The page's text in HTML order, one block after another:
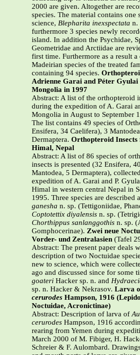
2000 are given. Altogether are
species. The material contains one
science, Blepharita inexspectata n.
furthermore 3 species newly
island. In addition the Psychidae,
Geometridae and Arctiidae are
first time. Furthermore as a result
Madeirian species of the treated
containing 94 species.
Adrienne Garai and Péter Gyulai
Mongolia in 1997
Abstract: A list of the orthopteroid
during the expedition of A. Garai
Mongolia in August to September
The list contains 49 species of
Ensifera, 34 Caelifera), 3
Dermaptera. Orthopteroid Insects
Himal, Nepal
Abstract: A list of 86 species of
insects is presented (32 Ensifera,
Mantodea, 5 Dermaptera),
expedition of A. Garai and P.
Himal in western central Nepal in
1995. Three species are described
ganesha n. sp. (Tettigoniidae,
Coptotettix diyalensis n. sp.
Chorthippus sanlanggothis n. sp.
Gomphocerinae). Zwei neue
Vorder- und Zentralasien (Tafel
Abstract: The present paper deals
description of two Noctuidae
new to science, which were
ago and discussed since for some
goateri Hacker sp. n. and
sp. n. Hacker & Nekrasov. Larva
cerurodes Hampson, 1916
Noctuidae, Acronictinae)
Abstract: Description of larva of
cerurodes Hampson, 1916
rearing from Yemen during
March 2000 of M. Fibiger, H.
Schreier & F. Aulombard.